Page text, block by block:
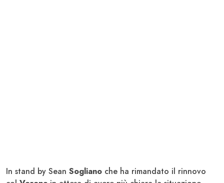
In stand by Sean Sogliano che ha rimandato il rinnovo